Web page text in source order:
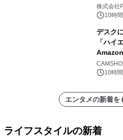
中無休
株式会社
10時
デスク
「ハイ
10時
エンタメの新着を
ライフスタイルの新着